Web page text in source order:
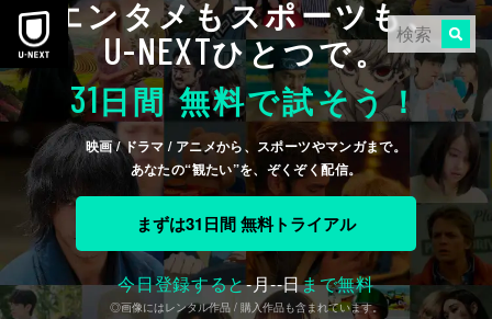
本文へスキップエンタメもスポーツも、
U-NEXTひとつで。
31日間 無料で試そう！
映画 / ドラマ / アニメから、スポーツやマンガまで。
あなたの“観たい”を、ぞくぞく配信。
まずは31日間 無料トライアル
今日登録すると-月--日まで無料
◎画像にはレンタル作品 / 購入作品も含まれています。